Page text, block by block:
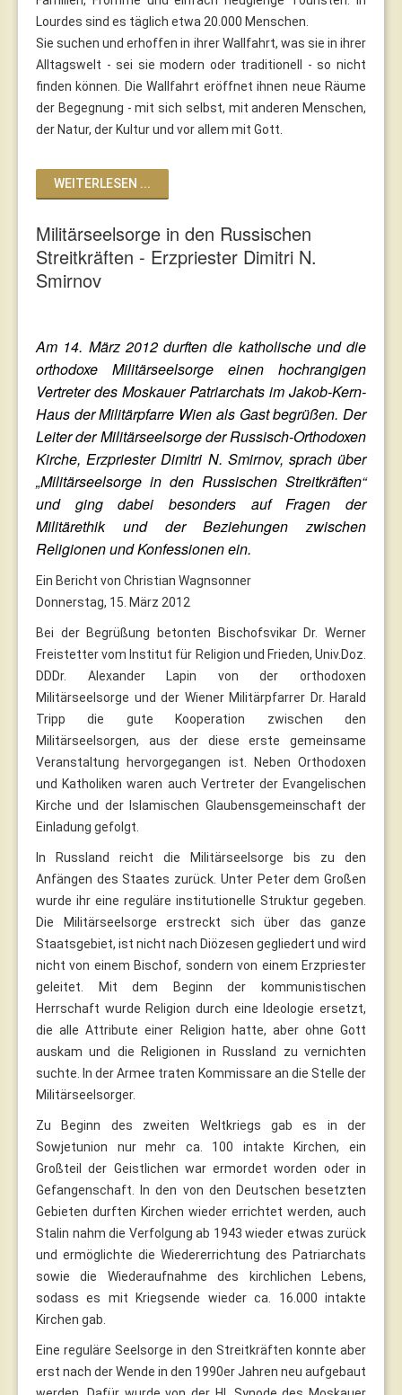
Lourdes sind es täglich etwa 20.000 Menschen.
Sie suchen und erhoffen in ihrer Wallfahrt, was sie in ihrer
Alltagswelt - sei sie modern oder traditionell - so nicht
finden können. Die Wallfahrt eröffnet ihnen neue Räume
der Begegnung - mit sich selbst, mit anderen Menschen,
der Natur, der Kultur und vor allem mit Gott.
WEITERLESEN ...
Militärseelsorge in den Russischen
Streitkräften - Erzpriester Dimitri N.
Smirnov
Am 14. März 2012 durften die katholische und die
orthodoxe Militärseelsorge einen hochrangigen
Vertreter des Moskauer Patriarchats im Jakob-Kern-
Haus der Militärpfarre Wien als Gast begrüßen. Der
Leiter der Militärseelsorge der Russisch-Orthodoxen
Kirche, Erzpriester Dimitri N. Smirnov, sprach über
„Militärseelsorge in den Russischen Streitkräften“
und ging dabei besonders auf Fragen der
Militärethik und der Beziehungen zwischen
Religionen und Konfessionen ein.
Ein Bericht von Christian Wagnsonner
Donnerstag, 15. März 2012
Bei der Begrüßung betonten Bischofsvikar Dr. Werner
Freistetter vom Institut für Religion und Frieden, Univ.Doz.
DDDr. Alexander Lapin von der orthodoxen
Militärseelsorge und der Wiener Militärpfarrer Dr. Harald
Tripp die gute Kooperation zwischen den
Militärseelsorgen, aus der diese erste gemeinsame
Veranstaltung hervorgegangen ist. Neben Orthodoxen
und Katholiken waren auch Vertreter der Evangelischen
Kirche und der Islamischen Glaubensgemeinschaft der
Einladung gefolgt.
In Russland reicht die Militärseelsorge bis zu den
Anfängen des Staates zurück. Unter Peter dem Großen
wurde ihr eine reguläre institutionelle Struktur gegeben.
Die Militärseelsorge erstreckt sich über das ganze
Staatsgebiet, ist nicht nach Diözesen gegliedert und wird
nicht von einem Bischof, sondern von einem Erzpriester
geleitet. Mit dem Beginn der kommunistischen
Herrschaft wurde Religion durch eine Ideologie ersetzt,
die alle Attribute einer Religion hatte, aber ohne Gott
auskam und die Religionen in Russland zu vernichten
suchte. In der Armee traten Kommissare an die Stelle der
Militärseelsorger.
Zu Beginn des zweiten Weltkriegs gab es in der
Sowjetunion nur mehr ca. 100 intakte Kirchen, ein
Großteil der Geistlichen war ermordet worden oder in
Gefangenschaft. In den von den Deutschen besetzten
Gebieten durften Kirchen wieder errichtet werden, auch
Stalin nahm die Verfolgung ab 1943 wieder etwas zurück
und ermöglichte die Wiedererrichtung des Patriarchats
sowie die Wiederaufnahme des kirchlichen Lebens,
sodass es mit Kriegsende wieder ca. 16.000 intakte
Kirchen gab.
Eine reguläre Seelsorge in den Streitkräften konnte aber
erst nach der Wende in den 1990er Jahren neu aufgebaut